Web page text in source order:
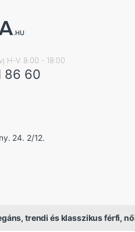
H-V: 8:00 - 18:00
86 60
24. 2/12.
trendi és klasszikus férfi,